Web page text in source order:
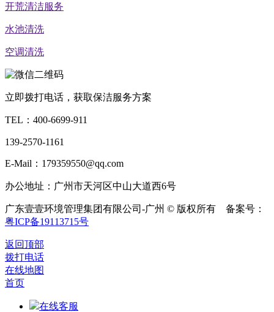
开荒清洁服务
水池清洗
空调清洗
立即拨打电话，获取保洁服务方案
TEL： 400-6699-911
139-2570-1161
E-Mail：179359550@qq.com
办公地址：广州市天河区中山大道西6号
广东壹壹环境管理集团有限公司-广州 © 版权所有 备案号：
粤ICP备19113715号
返回顶部
拨打电话
在线地图
首页
在线客服